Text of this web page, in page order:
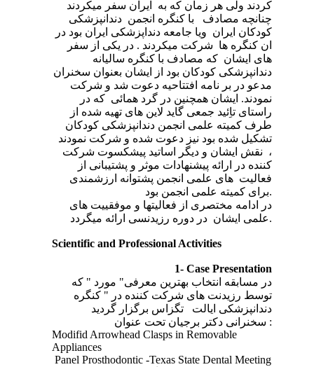
کردند ولی هر زمان که به ایران سفر میکردند
چنانچه مصادف با کنگره انجمن دندانپزشکی
کودکان ایران ویا جامعه دنداپزشکی ایران بود در
ان کنگره ها شرکت میکردند . در یکی از سفر
های ایشان که مصادف با کنگره سالیانه
دندانپزشکی کودکان بود از ایشان بعنوان سخنران
مدعو در بر نامه افتتاحیه دعوت شد و شرکت
نمودند. ایشان همچنین در گرد همائی که در
راستای تاِئید جمعی گاید لاین های تهیه شده از
طرف کمیته علمی انجمن دندانپزشکی کودکان
تشکیل شده بود نیز دعوت شده و شرکت نمودند
، نقش ایشان و دیگر اساتید پیشکسوت شرکت
کننده در ارائه پیشنهادات موثر و پشتیبانی از
فعالیت های علمی انجمن پشتوانه ارزشمندی
برای کمیته علمی انجمن بود.
در ادامه مختصری از فعالیتها و موفقییت های
علمی ایشان در دوره رزیدنسی ارائه میگردد.
Scientific and Professional Activities
1- Case Presentation
در مسابقه انتخاب بهترین معرفی" مورد " که
توسط رزیدنت های شرکت کننده در " کنگره
دندانپزشکی ایالت تگزا س برگزار گردید
سخنرانی دکتر برجیان تحت عنوان :
Modifid Arrowhead Clasps in Removable
Appliances
Panel Prosthodontic -Texas State Dental Meeting